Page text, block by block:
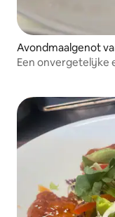
Avondmaalgenot
Een onvergetelijke